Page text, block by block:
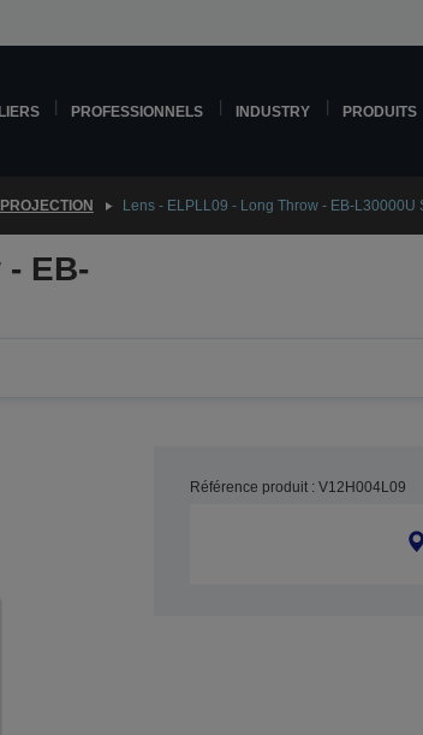
PROFESSIONNELS INDUSTRY PRODUITS
Lens - ELPLL09 - Long Throw - EB-L30000U
EB-
Référence produit : V12H004L09